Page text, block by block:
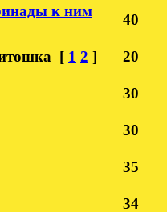
к ним
40
[ 1 2 ] 20
30
30
35
34